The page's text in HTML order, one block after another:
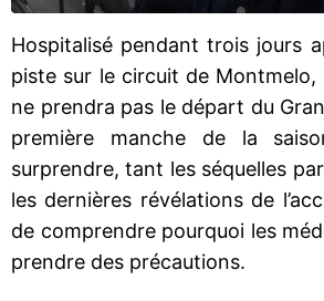
Hospitalisé pendant trois jours
piste sur le circuit de Montmelo,
ne prendra pas le départ du
première manche de la
surprendre, tant les séquelles
les dernières révélations de
de comprendre pourquoi les
prendre des précautions.